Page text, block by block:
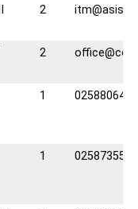
2
2
1 0258806442
1 0258735555